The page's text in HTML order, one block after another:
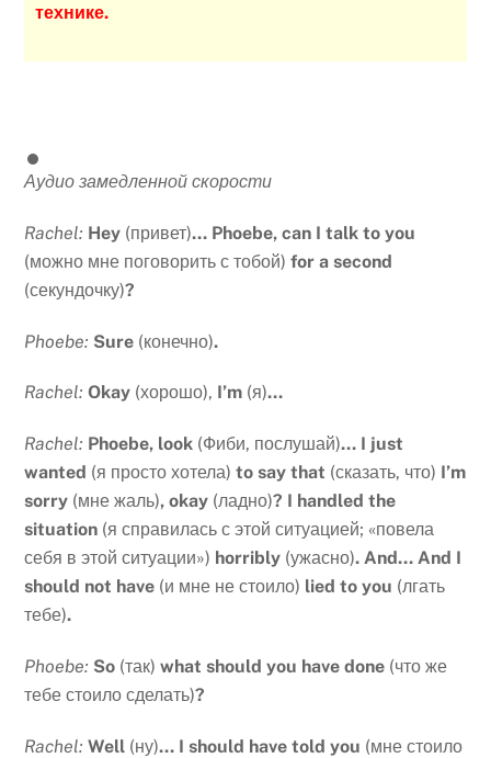
технике.
Аудио замедленной скорости
Rachel: Hey (привет)… Phoebe, can I talk to you
(можно мне поговорить с тобой) for a second
(секундочку)?
Phoebe: Sure (конечно).
Rachel:Okay (хорошо), I’m (я)…
Rachel: Phoebe, look (Фиби, послушай)… I just
wanted (я просто хотела) to say that (сказать, что) I’m
sorry (мне жаль), okay (ладно)? I handled the
situation (я справилась с этой ситуацией; «повела
себя в этой ситуации») horribly (ужасно). And… And I
should not have (и мне не стоило) lied to you (лгать
тебе).
Phoebe: So (так) what should you have done (что же
тебе стоило сделать)?
Rachel:Well (ну)… I should have told you (мне стоило